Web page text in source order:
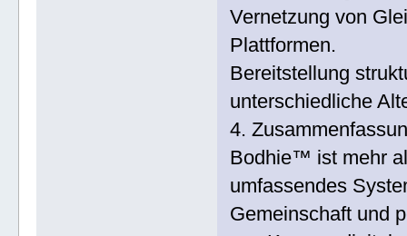
Vernetzung von
Plattformen.
Bereitstellung
unterschiedliche
4.
Bodhie™ ist mehr
umfassendes
Gemeinschaft und